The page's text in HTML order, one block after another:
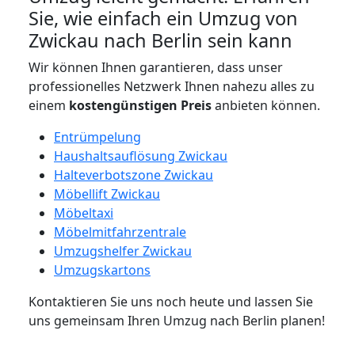
Sie, wie einfach ein Umzug von
Zwickau nach Berlin sein kann
Wir können Ihnen garantieren, dass unser
professionelles Netzwerk Ihnen nahezu alles zu
einem kostengünstigen Preisanbieten können.
Entrümpelung
Haushaltsauflösung Zwickau
Halteverbotszone Zwickau
Möbellift Zwickau
Möbeltaxi
Möbelmitfahrzentrale
Umzugshelfer Zwickau
Umzugskartons
Kontaktieren Sie uns noch heute und lassen Sie
uns gemeinsam Ihren Umzug nach Berlin planen!